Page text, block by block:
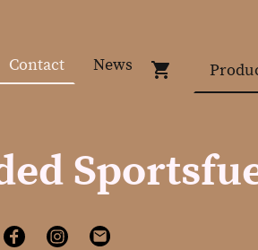
Contact News